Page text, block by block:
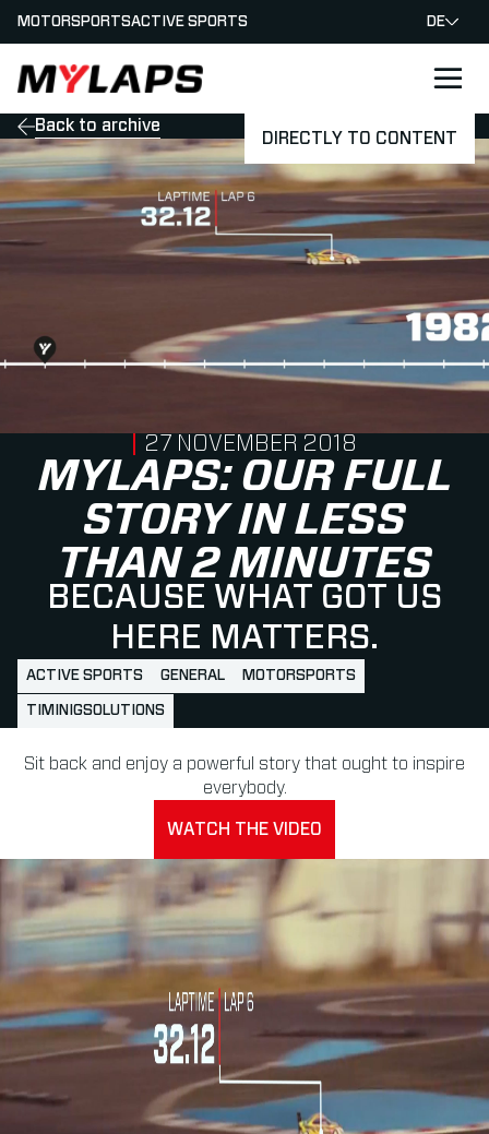
DIRECTLY TO CONTENT
LOGO MYLAPS - GERMAN
MOTORSPORTSACTIVE SPORTS DE
Back to archive
MYLAPS: OUR FULL
STORY IN LESS
THAN 2 MINUTES
BECAUSE WHAT GOT US
HERE MATTERS.
PUBLISHED ON
27 NOVEMBER 2018
ACTIVE SPORTS GENERAL MOTORSPORTS
TIMINIGSOLUTIONS
Sit back and enjoy a powerful story that ought to inspire
everybody.
WATCH THE VIDEO